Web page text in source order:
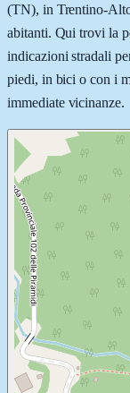
(TN), in Trentino-
abitanti. Qui trovi la
indicazioni stradali
piedi, in bici o con i
immediate vicinanze.